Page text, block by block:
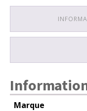
Marque